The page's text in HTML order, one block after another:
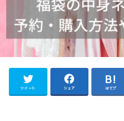
ツイート シェア はてブ